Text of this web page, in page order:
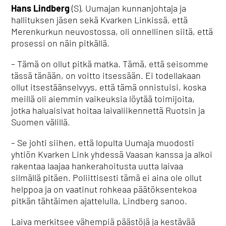
Hans Lindberg(S), Uumajan kunnanjohtaja ja
hallituksen jäsen sekä Kvarken Linkissä, että
Merenkurkun neuvostossa, oli onnellinen siitä, että
prosessi on näin pitkällä.
– Tämä on ollut pitkä matka. Tämä, että seisomme
tässä tänään, on voitto itsessään. Ei todellakaan
ollut itsestäänselvyys, että tämä onnistuisi, koska
meillä oli aiemmin vaikeuksia löytää toimijoita,
jotka haluaisivat hoitaa laivaliikennettä Ruotsin ja
Suomen välillä.
– Se johti siihen, että lopulta Uumaja muodosti
yhtiön Kvarken Link yhdessä Vaasan kanssa ja alkoi
rakentaa laajaa hankerahoitusta uutta laivaa
silmällä pitäen. Poliittisesti tämä ei aina ole ollut
helppoa ja on vaatinut rohkeaa päätöksentekoa
pitkän tähtäimen ajattelulla, Lindberg sanoo.
Laiva merkitsee vähempiä päästöjä ja kestävää